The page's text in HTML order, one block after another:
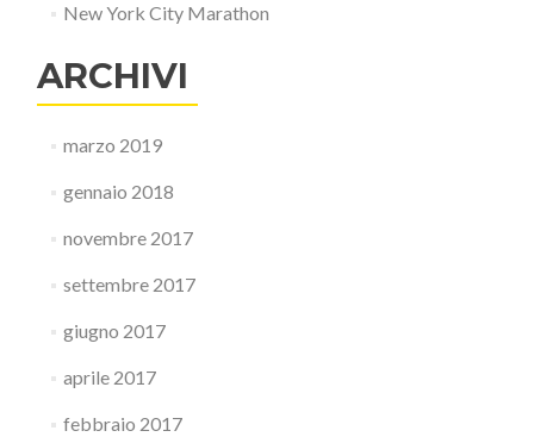
New York City Marathon
ARCHIVI
marzo 2019
gennaio 2018
novembre 2017
settembre 2017
giugno 2017
aprile 2017
febbraio 2017